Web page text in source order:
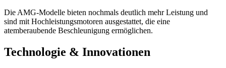
Die AMG-Modelle bieten nochmals deutlich mehr Leistung und
sind mit Hochleistungsmotoren ausgestattet, die eine
atemberaubende Beschleunigung ermöglichen.
Technologie & Innovationen